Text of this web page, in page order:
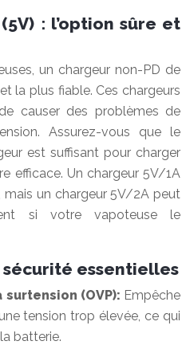
: l’option sûre et
un chargeur non-PD de
la plus fiable. Ces chargeurs
causer des problèmes de
Assurez-vous que le
est suffisant pour charger
efficace. Un chargeur 5V/1A
mais un chargeur 5V/2A peut
si votre vapoteuse le
essentielles
(OVP): Empêche
tension trop élevée, ce qui
batterie.